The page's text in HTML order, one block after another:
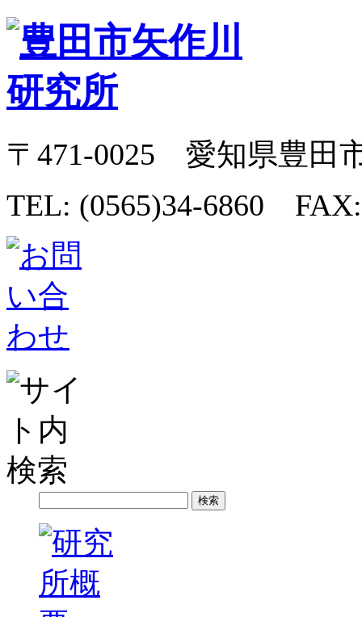
〒471-0025 愛知県豊田
TEL: (0565)34-6860 FAX: